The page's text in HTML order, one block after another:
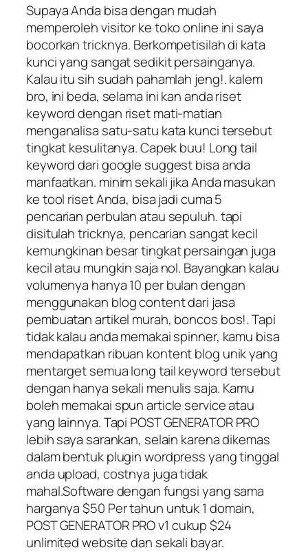
Supaya Anda bisa dengan mudah
memperoleh visitor ke toko online ini saya
bocorkan tricknya. Berkompetisilah di kata
kunci yang sangat sedikit persainganya.
Kalau itu sih sudah pahamlah jeng!. kalem
bro, ini beda, selama ini kan anda riset
keyword dengan riset mati-matian
menganalisa satu-satu kata kunci tersebut
tingkat kesulitanya. Capek buu! Long tail
keyword dari google suggest bisa anda
manfaatkan. minim sekali jika Anda masukan
ke tool riset Anda, bisa jadi cuma 5
pencarian perbulan atau sepuluh. tapi
disitulah tricknya, pencarian sangat kecil
kemungkinan besar tingkat persaingan juga
kecil atau mungkin saja nol. Bayangkan kalau
volumenya hanya 10 per bulan dengan
menggunakan blog content dari jasa
pembuatan artikel murah, boncos bos!. Tapi
tidak kalau anda memakai spinner, kamu bisa
mendapatkan ribuan kontent blog unik yang
mentarget semua long tail keyword tersebut
dengan hanya sekali menulis saja. Kamu
boleh memakai spun article service atau
yang lainnya. Tapi POST GENERATOR PRO
lebih saya sarankan, selain karena dikemas
dalam bentuk plugin wordpress yang tinggal
anda upload, costnya juga tidak
mahal.Software dengan fungsi yang sama
harganya $50 Per tahun untuk 1 domain,
POST GENERATOR PRO v1 cukup $24
unlimited website dan sekali bayar.